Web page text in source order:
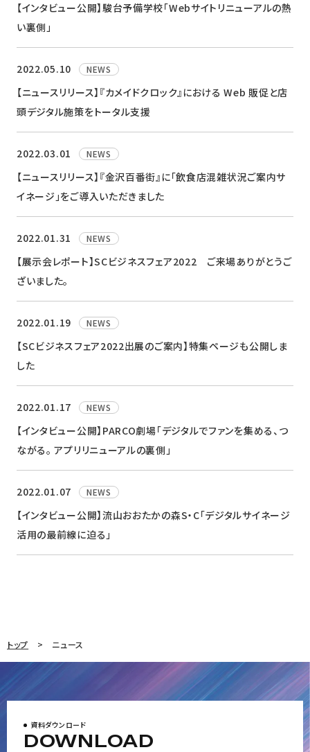
【インタビュー公開】駿台予備学校「Webサイトリニューアルの熱
い裏側」
2022.05.10 NEWS
【ニュースリリース】『カメイドクロック』における Web 販促と店
頭デジタル施策をトータル支援
2022.03.01 NEWS
【ニュースリリース】『金沢百番街』に「飲食店混雑状況ご案内サ
イネージ」をご導入いただきました
2022.01.31 NEWS
【展示会レポート】SCビジネスフェア2022 ご来場ありがとうご
ざいました。
2022.01.19 NEWS
【SCビジネスフェア2022出展のご案内】特集ページも公開しま
した
2022.01.17 NEWS
【インタビュー公開】PARCO劇場「デジタルでファンを集める、つ
ながる。 アプリリニューアルの裏側」
2022.01.07 NEWS
【インタビュー公開】流山おおたかの森S・C「デジタルサイネージ
活用の最前線に迫る」
トップ ニュース
資料ダウンロード
DOWNLOAD